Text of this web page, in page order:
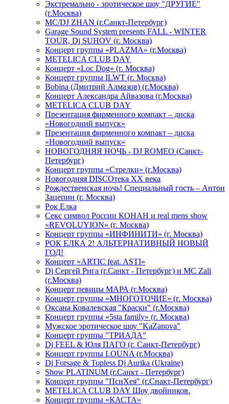
Экстремально - эротическое шоу "ДРУГИЕ"
(г.Москва)
МС/DJ ZHAN (г.Санкт-Петербург)
Garage Sound System presents FALL - WINTER
TOUR, Dj SUHOV (г. Москва)
Концерт группы «PLAZMA» (г.Москва)
METELICA CLUB DAY
Концерт «Loc Dog» (г. Москва)
Концерт группы ILWT (г. Москва)
Bobina (Дмитрий Алмазов) (г.Москва)
Концерт Александра Айвазова (г.Москва)
METELICA CLUB DAY
Презентация фирменного компакт – диска
«Новогодний выпуск»
Презентация фирменного компакт – диска
«Новогодний выпуск»
НОВОГОДНЯЯ НОЧЬ - DJ ROMEO (Санкт-
Петербург)
Концерт группы «Стрелки» (г.Москва)
Новогодняя DISCOтека ХХ века
Рождественская ночь! Специальный гость – Антон
Зацепин (г. Москва)
Рок Елка
Секс символ России КОНАН и real mens show
«REVOLUYION» (г. Москва)
Концерт группы «ИНФИНИТИ» (г. Москва)
РОК ЕЛКА 2! АЛЬТЕРНАТИВНЫЙ НОВЫЙ
ГОД!
Концерт «ARTIC feat. ASTI»
Dj Сергей Рига (г.Санкт - Петербург) и MC Zali
(г.Москва)
Концерт певицы МАРА (г.Москва)
Концерт группы «МНОГОТОЧИЕ» (г. Москва)
Оксана Ковалевская "Краски" (г.Москва)
Концерт группы «5sta family» (г. Москва)
Мужское эротическое шоу "KaZanova"
Концерт группы "ТРИАДА"
Dj FEEL & Юля ПАГО (г. Санкт-Петербург)
Концерт группы LOUNA (г.Москва)
Dj Forsage & Topless Dj Aurika (Ukraine)
Show PLATINUM (г.Санкт - Петербург)
Концерт группы "ПсиХея" (г.Снакт-Петербург)
METELICA CLUB DAY Шоу двойников.
Концерт группы «КАСТА»